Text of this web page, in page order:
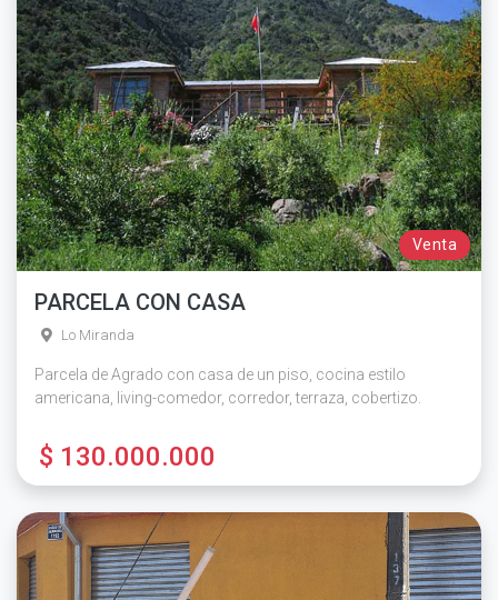
Venta
PARCELA CON CASA
Lo Miranda
Parcela de Agrado con casa de un piso, cocina estilo
americana, living-comedor, corredor, terraza, cobertizo.
$ 130.000.000